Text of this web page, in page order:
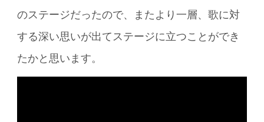
のステージだったので、またより一層、歌に対
する深い思いが出てステージに立つことができ
たかと思います。